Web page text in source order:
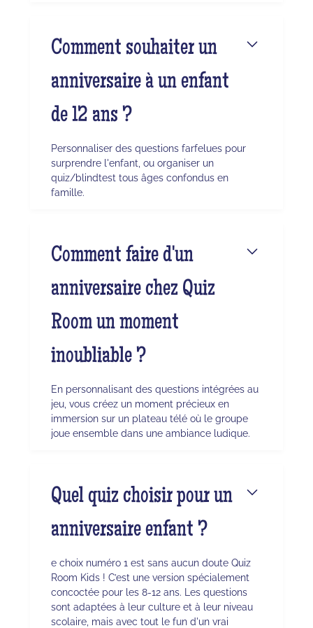
Comment souhaiter un
anniversaire à un enfant
de 12 ans ?
Personnaliser des questions farfelues pour
surprendre l'enfant, ou organiser un
quiz/blindtest tous âges confondus en
famille.
Comment faire d'un
anniversaire chez Quiz
Room un moment
inoubliable ?
En personnalisant des questions intégrées au
jeu, vous créez un moment précieux en
immersion sur un plateau télé où le groupe
joue ensemble dans une ambiance ludique.
Quel quiz choisir pour un
anniversaire enfant ?
e choix numéro 1 est sans aucun doute Quiz
Room Kids ! C’est une version spécialement
concoctée pour les 8-12 ans. Les questions
sont adaptées à leur culture et à leur niveau
scolaire, mais avec tout le fun d'un vrai